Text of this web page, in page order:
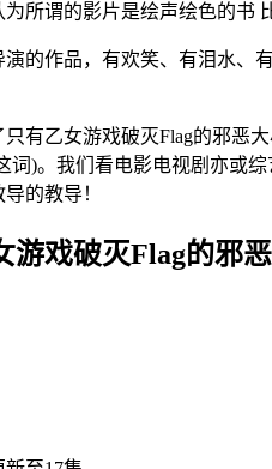
所谓的影片是绘声绘色的书
演的作品，有欢笑、有泪水、
只有乙女游戏破灭Flag的邪恶
词)。我们看电影电视剧亦或
的教导！
游戏破灭Flag的邪